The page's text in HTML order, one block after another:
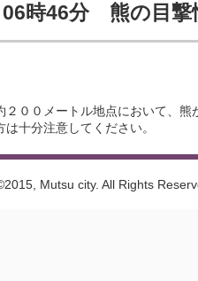
時46分 熊の目撃
００メートル地点において、熊
十分注意してください。
Mutsu city. All Rights